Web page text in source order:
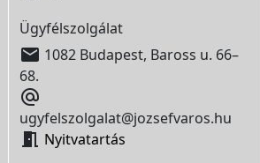
Ügyfélszolgálat
 1082 Budapest, Baross u. 66–
68.

ugyfelszolgalat@jozsefvaros.hu
 Nyitvatartás